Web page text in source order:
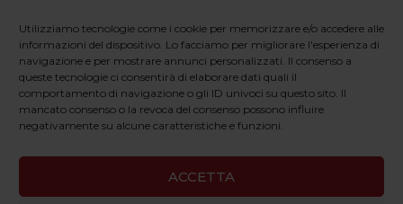
Utilizziamo tecnologie come i cookie per memorizzare e/o accedere alle
informazioni del dispositivo. Lo facciamo per migliorare l'esperienza di
navigazione e per mostrare annunci personalizzati. Il consenso a
queste tecnologie ci consentirà di elaborare dati quali il
comportamento di navigazione o gli ID univoci su questo sito. Il
mancato consenso o la revoca del consenso possono influire
negativamente su alcune caratteristiche e funzioni.
ACCETTA